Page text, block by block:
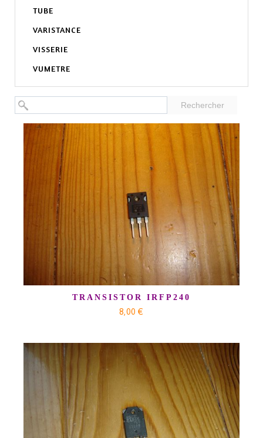
TUBE
VARISTANCE
VISSERIE
VUMETRE
Rechercher
TRANSISTOR IRFP240
8,00 €